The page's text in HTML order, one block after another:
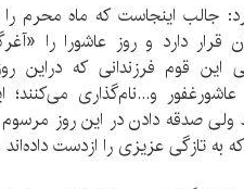
جالب اینجاست که ماه محرم
قرار دارد و روز عاشورا را
این قوم فرزندانی که دراین
و...نام‌گذاری
ولی صدقه دادن در این روز
به تازگی عزیزی را ازدست